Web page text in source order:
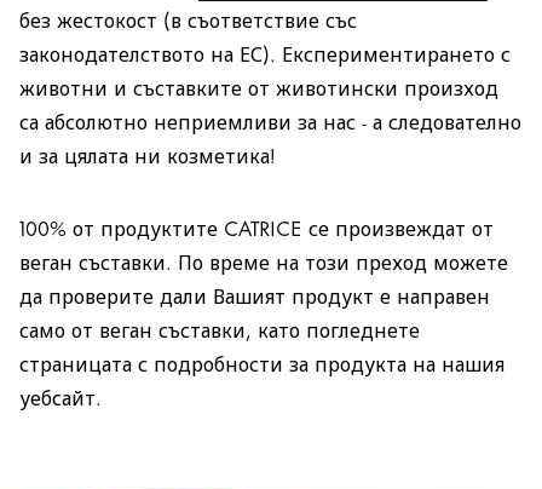
без жестокост (в съответствие със
законодателството на ЕС). Експериментирането с
животни и съставките от животински произход
са абсолютно неприемливи за нас - а следователно
и за цялата ни козметика!
100% от продуктите CATRICE се произвеждат от
веган съставки. По време на този преход можете
да проверите дали Вашият продукт е направен
само от веган съставки, като погледнете
страницата с подробности за продукта на нашия
уебсайт.